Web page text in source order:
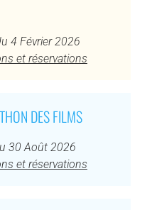
4 Février 2026
et réservations
DES FILMS
30 Août 2026
et réservations